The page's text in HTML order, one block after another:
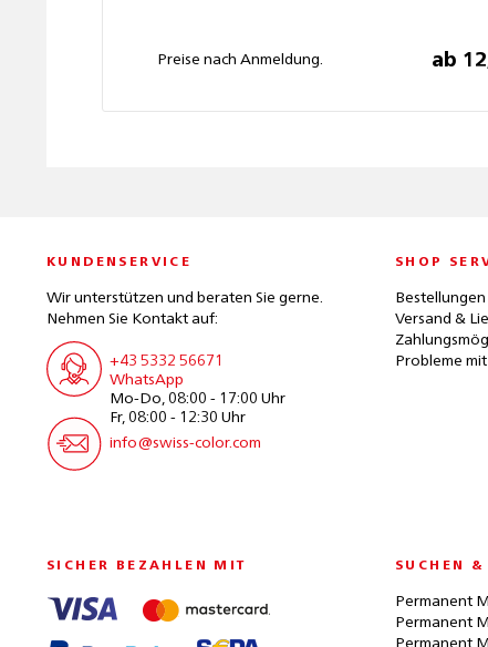
Preise nach Anmeldung. ab
KUNDENSERVICE
Wir unterstützen und beraten Sie gerne.
Nehmen Sie Kontakt auf:
+43 5332 56671
WhatsApp
Mo-Do, 08:00 - 17:00 Uhr
Fr, 08:00 - 12:30 Uhr
info@swiss-color.com
SHOP
Versand &
Probleme
SICHER BEZAHLEN MIT SUCHEN &
Permanent
Permanent
Permanent